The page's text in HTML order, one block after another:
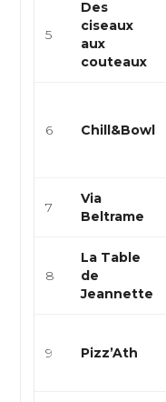
5
Des
ciseaux
aux
couteaux
6 Chill&Bowl
7
Via
Beltrame
8
La Table
de
Jeannette
9 Pizz’Ath